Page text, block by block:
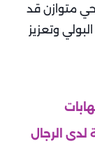
متوازن قد
وتعزيز
لدى الرجال